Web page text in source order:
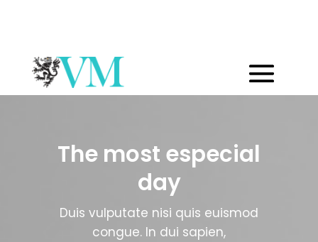
The most especial
day
Duis vulputate nisi quis euismod
congue. In dui sapien,